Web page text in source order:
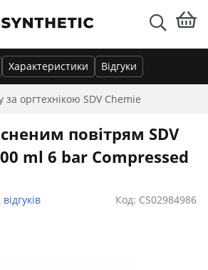
за оргтехнікою SDV Chemie
Характеристики Відгуки
повітрям SDV
ml 6 bar Compressed
Код: CS02984986